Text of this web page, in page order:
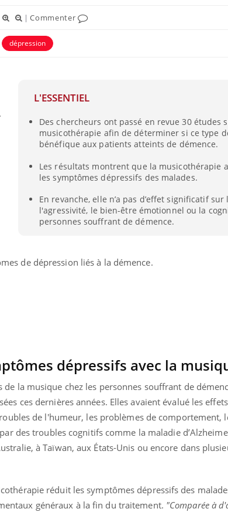
|Commenter
dépression
L'ESSENTIEL
Des chercheurs ont passé en revue 30 études
musicothérapie afin de déterminer si ce type
bénéfique aux patients atteints de démence.
Les résultats montrent que la musicothérapie
les symptômes dépressifs des malades.
En revanche, elle n’a pas d’effet significatif
l'agressivité, le bien-être émotionnel ou la
personnes souffrant de démence.
de dépression liés à la démence.
dépressifs avec la
la musique chez les personnes souffrant de
ces dernières années. Elles avaient évalué les
de l'humeur, les problèmes de comportement,
des troubles cognitifs comme la maladie
à Taïwan, aux États-Unis ou encore dans
réduit les symptômes dépressifs des
généraux à la fin du traitement. "Comparée à
brouillard mental ou
Les symptômes de la
en fer sont multiples ce qui la rendpatients comme